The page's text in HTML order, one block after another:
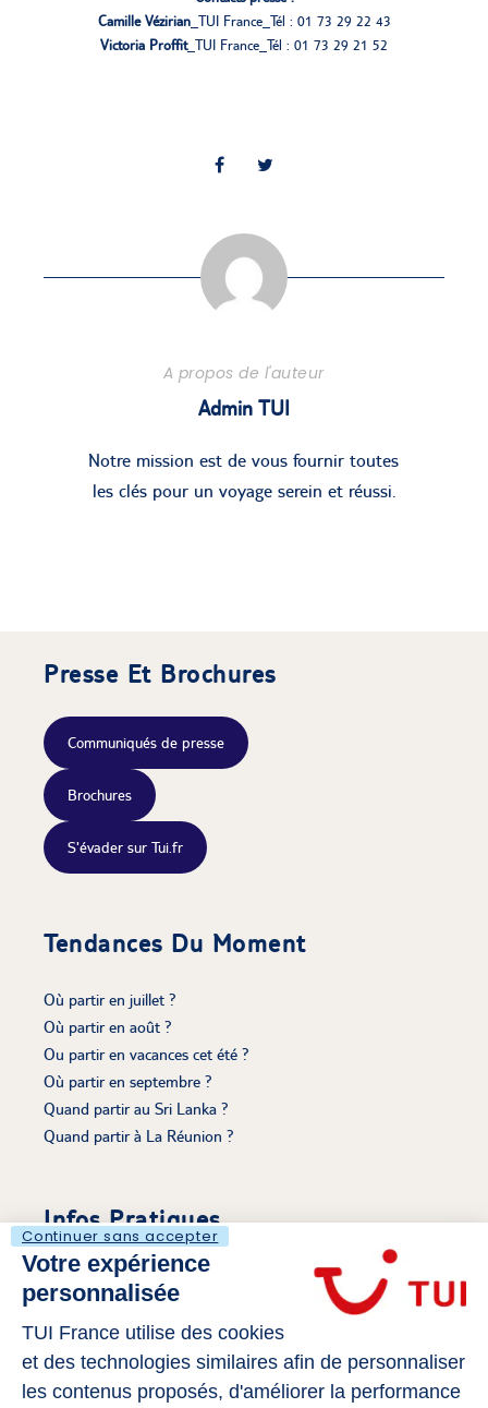
Camille Vézirian_TUI France_Tél : 01 73 29 22 43
Victoria Proffit_TUI France_Tél : 01 73 29 21 52
A propos de l'auteur
Admin TUI
Notre mission est de vous fournir toutes
les clés pour un voyage serein et réussi.
Presse Et Brochures
Communiqués de presse
Brochures
S'évader sur Tui.fr
Tendances Du Moment
Où partir en juillet ?
Où partir en août ?
Ou partir en vacances cet été ?
Où partir en septembre ?
Quand partir au Sri Lanka ?
Quand partir à La Réunion ?
Infos Pratiques
Découvrir Le Voyaging
Mentions légales
S'évader sur Tui.fr
Politique de cookies
Gérer mes cookies
Continuer sans accepter
Votre expérience
personnalisée
TUI France utilise des cookies
et des technologies similaires afin de personnaliser
les contenus proposés, d'améliorer la performance